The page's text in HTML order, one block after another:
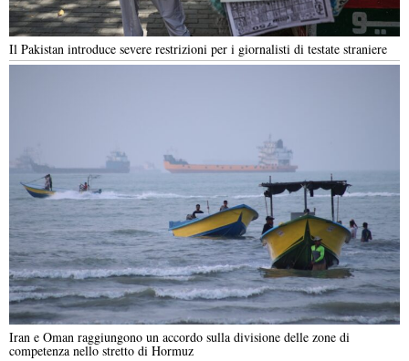
Il Pakistan introduce severe restrizioni per i giornalisti di testate straniere
Iran e Oman raggiungono un accordo sulla divisione delle zone di
competenza nello stretto di Hormuz